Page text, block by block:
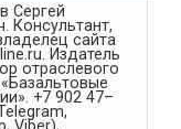
Сергей
Консультант,
сайта
Издатель
отраслевого
+7 902 47–